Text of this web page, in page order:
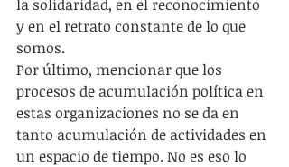
la solidaridad, en el reconocimiento
y en el retrato constante de lo que
somos.
Por último, mencionar que los
procesos de acumulación política en
estas organizaciones no se da en
tanto acumulación de actividades en
un espacio de tiempo. No es eso lo